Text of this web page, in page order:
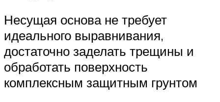
Несущая основа не требует
идеального выравнивания,
достаточно заделать трещины и
обработать поверхность
комплексным защитным грунтом